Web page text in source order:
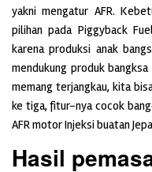
yakni mengatur AFR.
pilihan pada Piggyback
karena produksi anak
mendukung produk
memang terjangkau, kita
ke tiga, fitur-nya cocok
AFR motor Injeksi buatan
Hasil